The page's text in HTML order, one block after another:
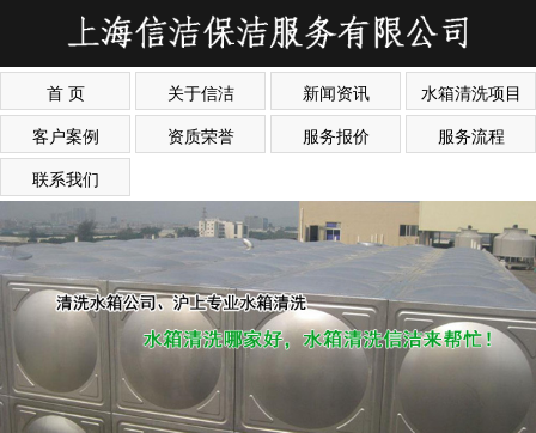
首 页 关于信洁 新闻资讯
水箱清洗项目
客户案例
资质荣誉 服务报价
服务流程
联系我们